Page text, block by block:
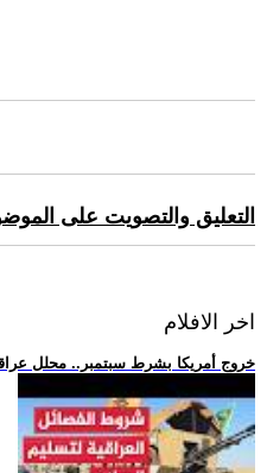
التعليق والتصويت على
اخر الافلام
.. خروج أمريكا بشرط سبتمبر.. محلل